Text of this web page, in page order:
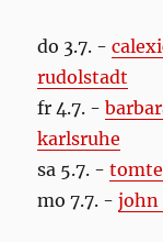
do 3.7. -
rudolstadt
fr 4.7. -
karlsruhe
sa 5.7. -tomte
mo 7.7. -john